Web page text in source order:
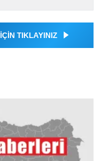
TIKLAYINIZ